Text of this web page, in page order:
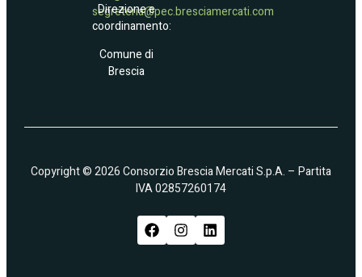
segreteria@pec.bresciamercati.com
Direzione e
coordinamento:
Comune di
Brescia
Copyright © 2026 Consorzio Brescia Mercati S.p.A. – Partita
IVA 02857260174